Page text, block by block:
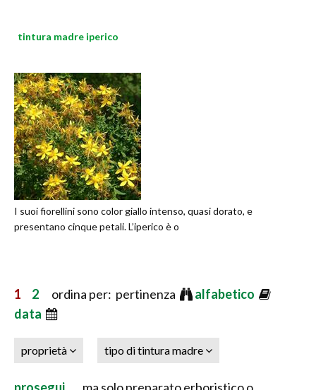
tintura madre iperico
I suoi fiorellini sono color giallo intenso, quasi dorato, e
presentano cinque petali. L’iperico è o
1 2 ordina per: pertinenza
alfabetico
data
proprietà tipo di tintura madre